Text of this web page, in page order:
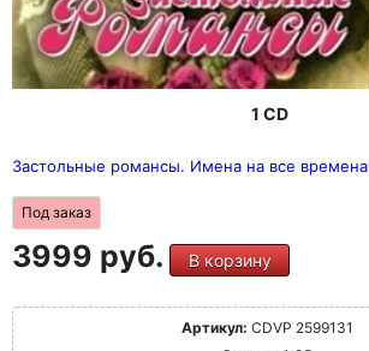
1 CD
Застольные романсы. Имена на все времена
Под заказ
3999 руб. В корзину
Артикул: CDVP 2599131